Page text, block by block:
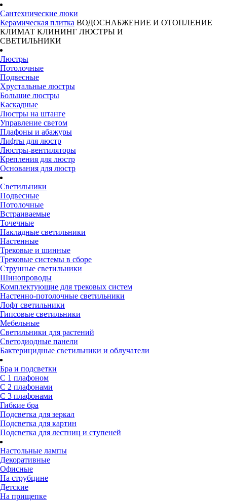
Сантехнические люки
Керамическая плитка ВОДОСНАБЖЕНИЕ И ОТОПЛЕНИЕ
КЛИМАТ КЛИНИНГ ЛЮСТРЫ И
СВЕТИЛЬНИКИ
Люстры
Потолочные
Подвесные
Хрустальные люстры
Большие люстры
Каскадные
Люстры на штанге
Управление светом
Плафоны и абажуры
Лифты для люстр
Люстры-вентиляторы
Крепления для люстр
Основания для люстр
Светильники
Подвесные
Потолочные
Встраиваемые
Точечные
Накладные светильники
Настенные
Трековые и шинные
Трековые системы в сборе
Струнные светильники
Шинопроводы
Комплектующие для трековых систем
Настенно-потолочные светильники
Лофт светильники
Гипсовые светильники
Мебельные
Светильники для растений
Светодиодные панели
Бактерицидные светильники и облучатели
Бра и подсветки
С 1 плафоном
С 2 плафонами
С 3 плафонами
Гибкие бра
Подсветка для зеркал
Подсветка для картин
Подсветка для лестниц и ступеней
Настольные лампы
Декоративные
Офисные
На струбцине
Детские
На прищепке